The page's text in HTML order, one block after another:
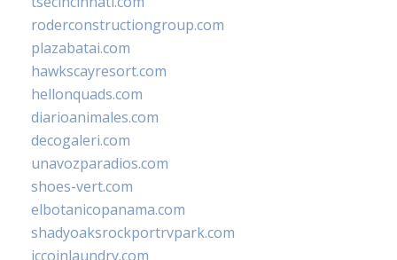
roderconstructiongroup.com
plazabatai.com
hawkscayresort.com
hellonquads.com
diarioanimales.com
decogaleri.com
unavozparadios.com
shoes-vert.com
elbotanicopanama.com
shadyoaksrockportrvpark.com
jccoinlaundry.com